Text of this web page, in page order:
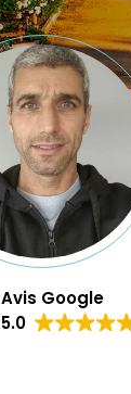
Avis Google
5.0